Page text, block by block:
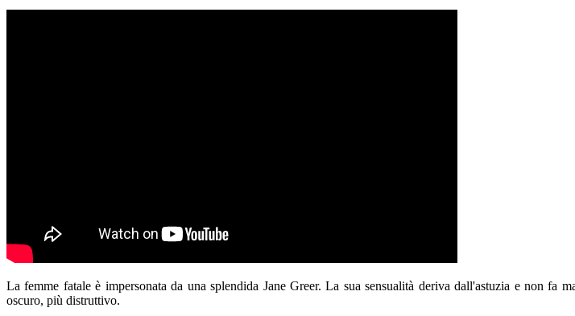
La femme fatale è impersonata da una splendida Jane Greer. La sua sensualità deriva dall'astuzia e non
oscuro, più distruttivo.